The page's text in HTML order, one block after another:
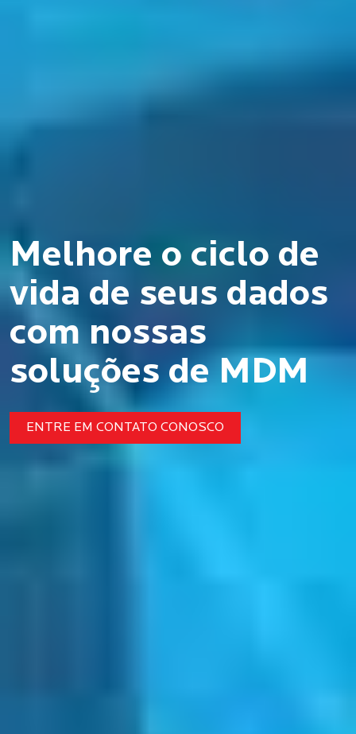
Melhore o ciclo de
vida de seus dados
com nossas
soluções de MDM
ENTRE EM CONTATO CONOSCO